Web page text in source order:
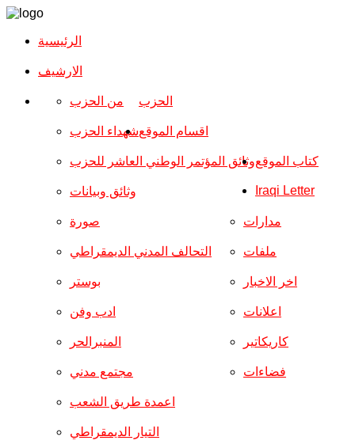
الرئيسية
الارشیف
الحزب من الحزب
شهداء الحزب
وثائق المؤتمر الوطني العاشر للحزب
وثائق وبيانات
اقسام الموقع
صورة
التحالف المدني الديمقراطي
بوستر
ادب وفن
المنبرالحر
مجتمع مدني
مدارات
ملفات
اخر الاخبار
اعلانات
كاريكاتير
فضاءات
اعمدة طريق الشعب
التيار الديمقراطي
كتاب الموقع
Iraqi Letter